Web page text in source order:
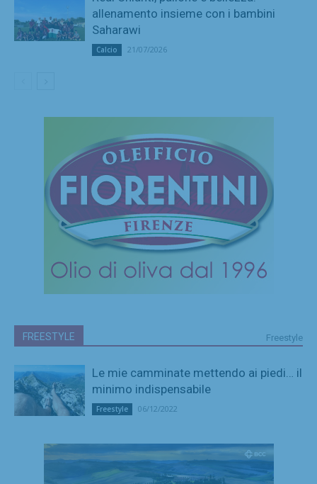
allenamento insieme con i bambini
Saharawi
Calcio 21/07/2026
FREESTYLE Freestyle
Le mie camminate mettendo ai piedi… il
minimo indispensabile
Freestyle 06/12/2022